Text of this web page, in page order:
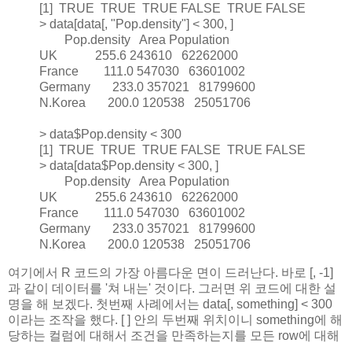
[1] TRUE TRUE TRUE FALSE TRUE FALSE
> data[data[, "Pop.density"] < 300, ]
Pop.density Area Population
UK 255.6 243610 62262000
France 111.0 547030 63601002
Germany 233.0 357021 81799600
N.Korea 200.0 120538 25051706
> data$Pop.density < 300
[1] TRUE TRUE TRUE FALSE TRUE FALSE
> data[data$Pop.density < 300, ]
Pop.density Area Population
UK 255.6 243610 62262000
France 111.0 547030 63601002
Germany 233.0 357021 81799600
N.Korea 200.0 120538 25051706
여기에서 R 코드의 가장 아름다운 면이 드러난다. 바로 [, -1]
과 같이 데이터를 '쳐 내는' 것이다. 그러면 위 코드에 대한 설
명을 해 보겠다. 첫번째 사례에서는 data[, something] < 300
이라는 조작을 했다. [ ] 안의 두번째 위치이니 something에 해
당하는 컬럼에 대해서 조건을 만족하는지를 모든 row에 대해